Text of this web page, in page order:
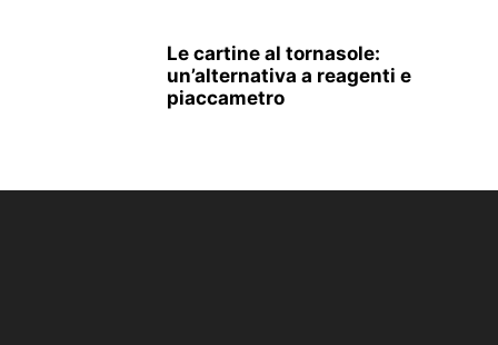
Le cartine al tornasole:
un’alternativa a reagenti e
piaccametro